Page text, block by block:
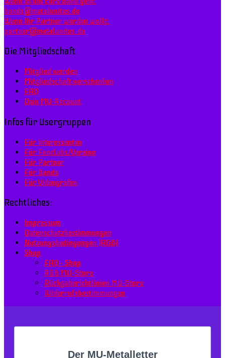
bands@metalunites.de
Wenn Ihr Partner werden wollt:
partner@metalunites.de
Die Mitgliedschaft
Mitglied werden
Mitgliedschaft verschenken
FAQ
Dein MU-Account
Infos für Usergruppen
Für Interessenten
Für Fanclubs/Vereine
Für Partner
Für Bands
Für Videografen
Rechtliches:
Impressum
Datenschutzbestimmungen
Nutzungsbedingungen (AGB)
Shop
FAQ – Shop
AGB MU–Store
Rückgaberichtlinien MU-Store
Widerrufsbestimmungen